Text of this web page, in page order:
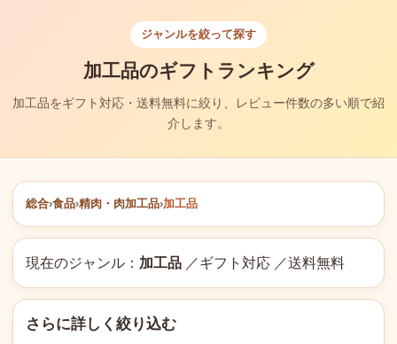
ジャンルを絞って探す
加工品のギフトランキング
加工品をギフト対応・送料無料に絞り、レビュー件数の多い順で紹
介します。
総合›食品›精肉・肉加工品›加工品
現在のジャンル： 加工品 ／ギフト対応 ／送料無料
さらに詳しく絞り込む